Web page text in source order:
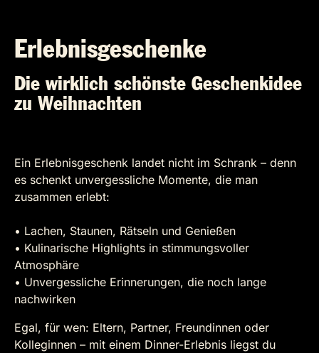
Erlebnisgeschenke
Die wirklich schönste Geschenkidee
zu Weihnachten
Ein Erlebnisgeschenk landet nicht im Schrank – denn
es schenkt unvergessliche Momente, die man
zusammen erlebt:
• Lachen, Staunen, Rätseln und Genießen
• Kulinarische Highlights in stimmungsvoller
Atmosphäre
• Unvergessliche Erinnerungen, die noch lange
nachwirken
Egal, für wen: Eltern, Partner, Freundinnen oder
Kolleginnen – mit einem Dinner-Erlebnis liegst du